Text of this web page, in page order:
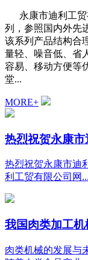
永康市迪利工贸
列，参照国内外先
该系列产品结构合
量轻、噪音低、省
容易、移动方便等
堂...
MORE+
热烈祝贺永康
热烈祝贺永康市迪
利工贸有限公司网...
我国肉类加工
肉类机械的发展